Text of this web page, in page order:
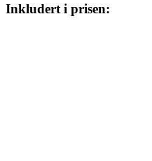
Inkludert i prisen: